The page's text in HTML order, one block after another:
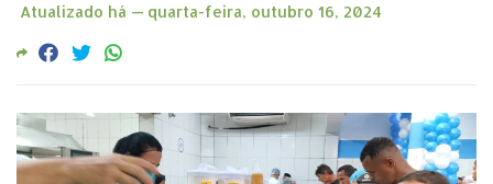
Atualizado há — quarta-feira, outubro 16, 2024